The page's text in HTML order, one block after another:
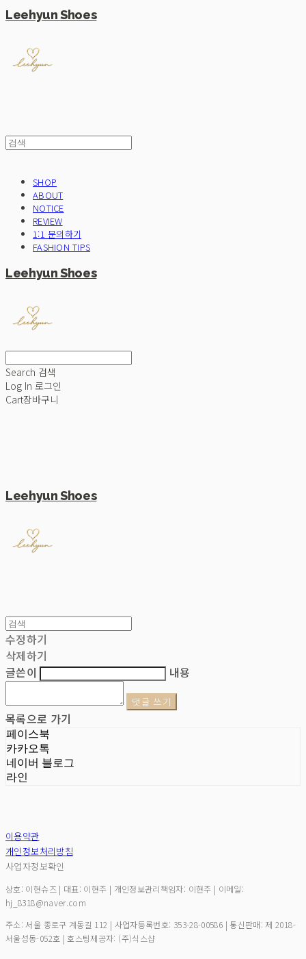
Leehyun Shoes
SHOP
ABOUT
NOTICE
REVIEW
1:1 문의하기
FASHION TIPS
Leehyun Shoes
Search 검색
Log In 로그인
Cart장바구니
Leehyun Shoes
수정하기
삭제하기
글쓴이
내용
댓글 쓰기
목록으로 가기
페이스북
카카오톡
네이버 블로그
라인
이용약관
개인정보처리방침
사업자정보확인
상호: 이현슈즈 | 대표: 이현주 | 개인정보관리책임자: 이현주 | 이메일:
hj_8318@naver.com
주소: 서울 종로구 계동길 112 | 사업자등록번호: 353-28-00586 | 통신판매:제 2018-
서울성동-052호 | 호스팅제공자: (주)식스샵